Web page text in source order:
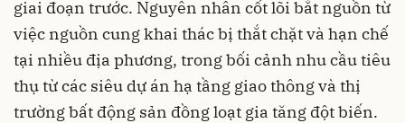
giai đoạn trước. Nguyên nhân cốt lõi bắt nguồn từ
việc nguồn cung khai thác bị thắt chặt và hạn chế
tại nhiều địa phương, trong bối cảnh nhu cầu tiêu
thụ từ các siêu dự án hạ tầng giao thông và thị
trường bất động sản đồng loạt gia tăng đột biến.